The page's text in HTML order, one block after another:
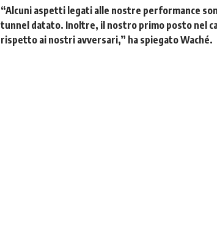
“Alcuni aspetti legati alle nostre performance
tunnel datato. Inoltre, il nostro primo posto nel
rispetto ai nostri avversari,” ha spiegato Waché.